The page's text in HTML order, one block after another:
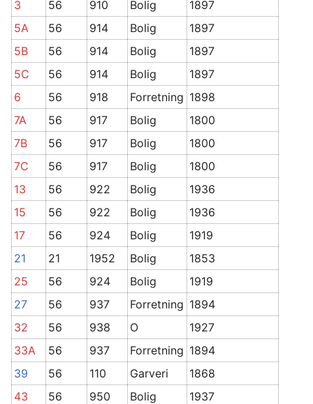
3
56 910 Bolig
1897
5A
56 914 Bolig
1897
5B
56 914 Bolig
1897
5C
56 914 Bolig
1897
6
56 918 Forretning 1898
7A
56 917 Bolig
1800
7B
56 917 Bolig
1800
7C
56 917 Bolig
1800
13
56 922 Bolig
1936
15
56 922 Bolig
1936
17
56 924 Bolig
1919
21
21 1952 Bolig
1853
25
56 924 Bolig
1919
27
56 937 Forretning 1894
32
56 938 O
1927
33A
56 937 Forretning 1894
39
56 110 Garveri
1868
43
56 950 Bolig
1937